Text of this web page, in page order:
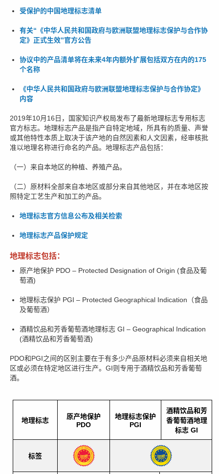
受保护的中国地理标志清单
有关“《中华人民共和国政府与欧洲联盟地理标志保护与合作协
定》正式生效”官方公告
协议中的产品清单将在未来4年内额外扩展包括双方在内的175
个名称
《中华人民共和国政府与欧洲联盟地理标志保护与合作协定》
内容
2019年10月16日，国家知识产权局发布了最新地理标志专用标志
官方标志。地理标志产品是指产自特定地域，所具有的质量、声誉
或其他特性本质上取决于该产地的自然因素和人文因素，经审核批
准以地理名称进行命名的产品。地理标志产品包括：
（一）来自本地区的种植、养殖产品。
（二）原材料全部来自本地区或部分来自其他地区，并在本地区按
照特定工艺生产和加工的产品。
地理标志官方信息公布及相关检索
地理标志产品保护规定
地理标志包括：
原产地保护 PDO – Protected Designation of Origin (食品及葡
萄酒)
地理标志保护 PGI – Protected Geographical Indication（食品
及葡萄酒）
酒精饮品和芳香葡萄酒地理标志 GI – Geographical Indication
(酒精饮品和芳香葡萄酒)
PDO和PGI之间的区别主要在于有多少产品原材料必须来自相关地
区或必须在特定地区进行生产。GI则专用于酒精饮品和芳香葡萄
酒。
地理标志
原产地保护
PDO
地理标志保护
PGI
酒精饮品和芳
香葡萄酒地理
标志 GI
标签